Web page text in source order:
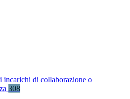
incarichi di collaborazione o
308